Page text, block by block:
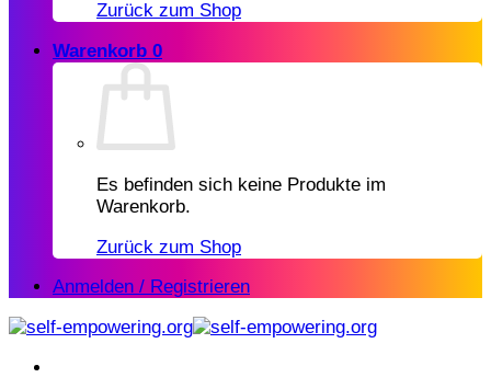
Zurück zum Shop
Warenkorb 0
Es befinden sich keine Produkte im
Warenkorb.
Zurück zum Shop
Anmelden / Registrieren